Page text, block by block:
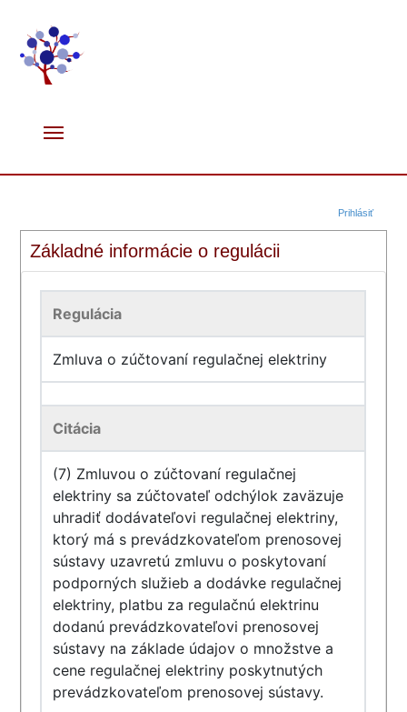
Prihlásiť
Základné informácie o regulácii
Regulácia
Zmluva o zúčtovaní regulačnej elektriny
Citácia
(7) Zmluvou o zúčtovaní regulačnej
elektriny sa zúčtovateľ odchýlok zaväzuje
uhradiť dodávateľovi regulačnej elektriny,
ktorý má s prevádzkovateľom prenosovej
sústavy uzavretú zmluvu o poskytovaní
podporných služieb a dodávke regulačnej
elektriny, platbu za regulačnú elektrinu
dodanú prevádzkovateľovi prenosovej
sústavy na základe údajov o množstve a
cene regulačnej elektriny poskytnutých
prevádzkovateľom prenosovej sústavy.